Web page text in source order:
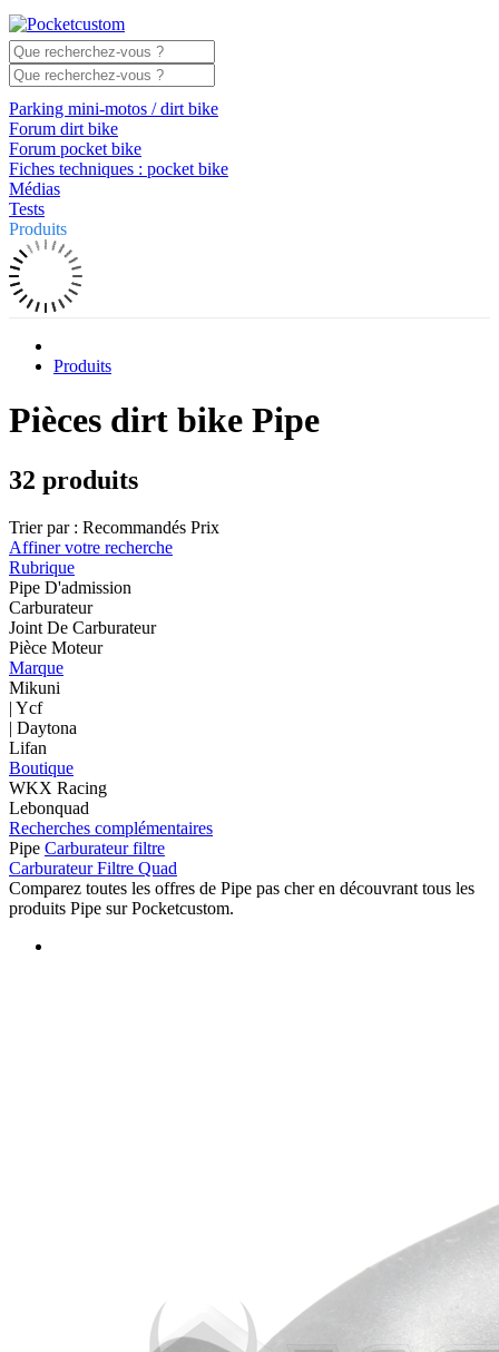
Parking mini-motos / dirt bike
Forum dirt bike
Forum pocket bike
Fiches techniques : pocket bike
Médias
Tests
Produits
Produits
Pièces dirt bike Pipe
32 produits
Trier par : Recommandés Prix
Affiner votre recherche
Rubrique
Pipe D'admission
Carburateur
Joint De Carburateur
Pièce Moteur
Marque
Mikuni
| Ycf
| Daytona
Lifan
Boutique
WKX Racing
Lebonquad
Recherches complémentaires
Pipe Carburateur filtre
Carburateur Filtre Quad
Comparez toutes les offres de Pipe pas cher en découvrant tous les
produits Pipe sur Pocketcustom.